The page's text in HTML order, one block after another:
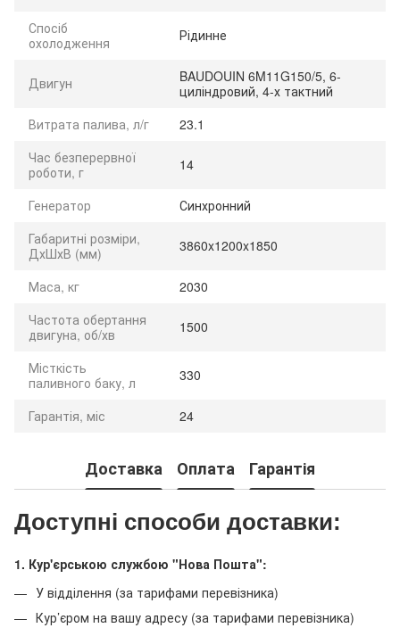
Спосіб
охолодження
Рідинне
Двигун
BAUDOUIN 6M11G150/5, 6-
циліндровий, 4-х тактний
Витрата палива, л/г
23.1
Час безперервної
роботи, г
14
Генератор
Синхронний
Габаритні розміри,
ДхШхВ (мм)
3860x1200x1850
Маса, кг
2030
Частота обертання
двигуна, об/хв
1500
Місткість
паливного баку, л
330
Гарантія, міс 24
Доставка Оплата Гарантія
Доступні способи доставки:
1. Кур'єрською службою "Нова Пошта":
У відділення (за тарифами перевізника)
Кур’єром на вашу адресу (за тарифами перевізника)